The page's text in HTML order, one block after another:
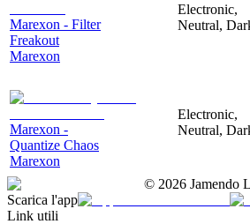
Marexon - Filter
Freakout
Marexon
Electronic,
Neutral,
Marexon -
Quantize Chaos
Marexon
Electronic,
Neutral,
© 2026 Jamendo
Scarica l'app
Link utili